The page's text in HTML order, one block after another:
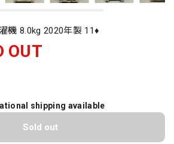
機 8.0kg 2020年製 11♦️
OUT
shipping available
Sold out